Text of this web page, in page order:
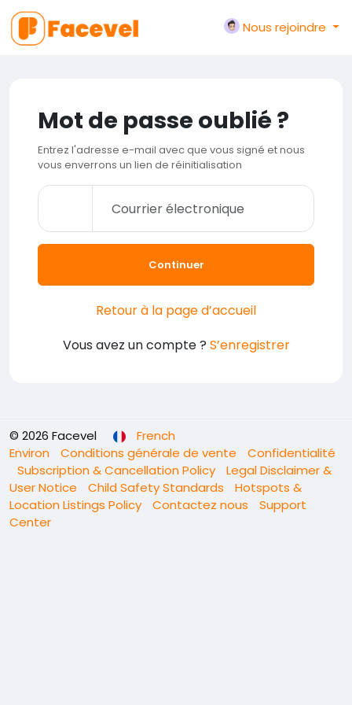
Nous rejoindre
Mot de passe oublié ?
Entrez l'adresse e-mail avec que vous signé et nous
vous enverrons un lien de réinitialisation
Continuer
Retour à la page d’accueil
Vous avez un compte ? S’enregistrer
© 2026 Facevel
French
Environ
Conditions générale de vente
Confidentialité
Subscription & Cancellation Policy
Legal Disclaimer &
User Notice
Child Safety Standards
Hotspots &
Location Listings Policy
Contactez nous
Support
Center